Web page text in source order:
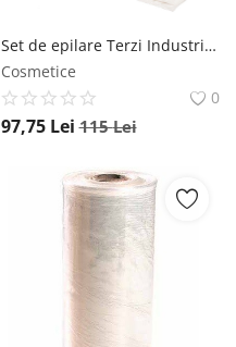
Set de epilare Terzi Industrie Flying Kit TERZI INDUSTRIE
Cosmetice
0
97,75 Lei 115Lei